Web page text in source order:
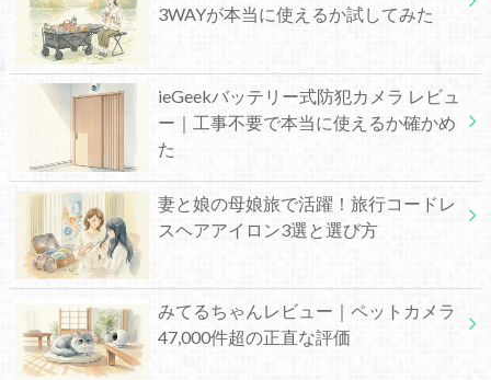
3WAYが本当に使えるか試してみた
ieGeekバッテリー式防犯カメラ レビュ
ー｜工事不要で本当に使えるか確かめ
た
妻と娘の母娘旅で活躍！旅行コードレ
スヘアアイロン3選と選び方
みてるちゃんレビュー｜ペットカメラ
47,000件超の正直な評価